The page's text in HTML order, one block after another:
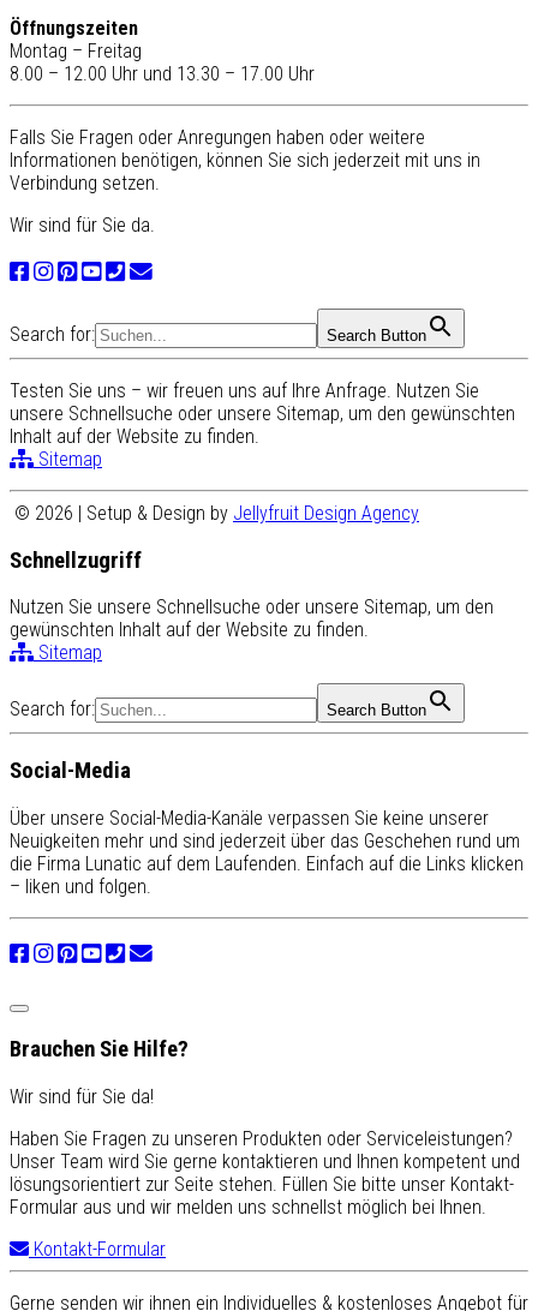
Öffnungszeiten
Montag – Freitag
8.00 – 12.00 Uhr und 13.30 – 17.00 Uhr
Falls Sie Fragen oder Anregungen haben oder weitere
Informationen benötigen, können Sie sich jederzeit mit uns in
Verbindung setzen.
Wir sind für Sie da.
Search for: Search Button
Testen Sie uns – wir freuen uns auf Ihre Anfrage. Nutzen Sie
unsere Schnellsuche oder unsere Sitemap, um den gewünschten
Inhalt auf der Website zu finden.
Sitemap
© 2026 | Setup & Design by Jellyfruit Design Agency
Schnellzugriff
Nutzen Sie unsere Schnellsuche oder unsere Sitemap, um den
gewünschten Inhalt auf der Website zu finden.
Sitemap
Search for: Search Button
Social-Media
Über unsere Social-Media-Kanäle verpassen Sie keine unserer
Neuigkeiten mehr und sind jederzeit über das Geschehen rund um
die Firma Lunatic auf dem Laufenden. Einfach auf die Links klicken
– liken und folgen.
Brauchen Sie Hilfe?
Wir sind für Sie da!
Haben Sie Fragen zu unseren Produkten oder Serviceleistungen?
Unser Team wird Sie gerne kontaktieren und Ihnen kompetent und
lösungsorientiert zur Seite stehen. Füllen Sie bitte unser Kontakt-
Formular aus und wir melden uns schnellst möglich bei Ihnen.
Kontakt-Formular
Gerne senden wir ihnen ein Individuelles & kostenloses Angebot für